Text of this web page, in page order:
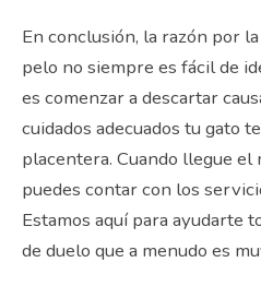
En conclusión, la razón por
pelo no siempre es fácil de
es comenzar a descartar
cuidados adecuados tu gato
placentera. Cuando llegue el
puedes contar con los
Estamos aquí para ayudarte
de duelo que a menudo es